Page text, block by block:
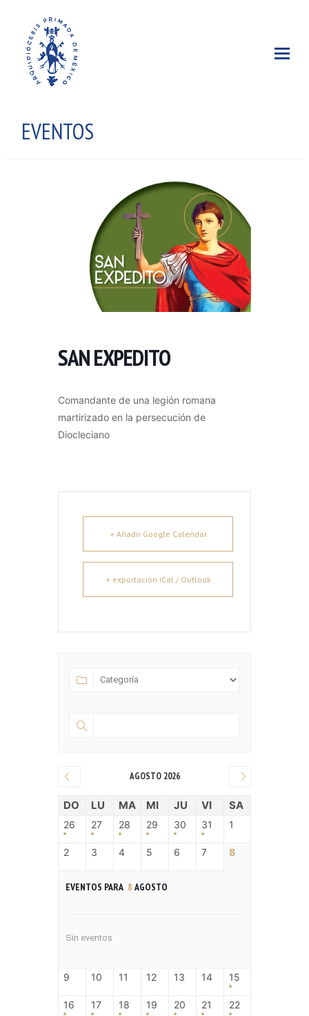
EVENTOS
SAN EXPEDITO
Comandante de una legión romana
martirizado en la persecución de
Diocleciano
+ Añadir Google Calendar
+ exportación iCal / Outlook
AGOSTO 2026
DO LU MA MI JU VI SA
26 27 28 29 30 31 1
2 3 4 5 6 7 8
EVENTOS PARA 8 AGOSTO
Sin eventos
9 10 11 12 13 14 15
16 17 18 19 20 21 22